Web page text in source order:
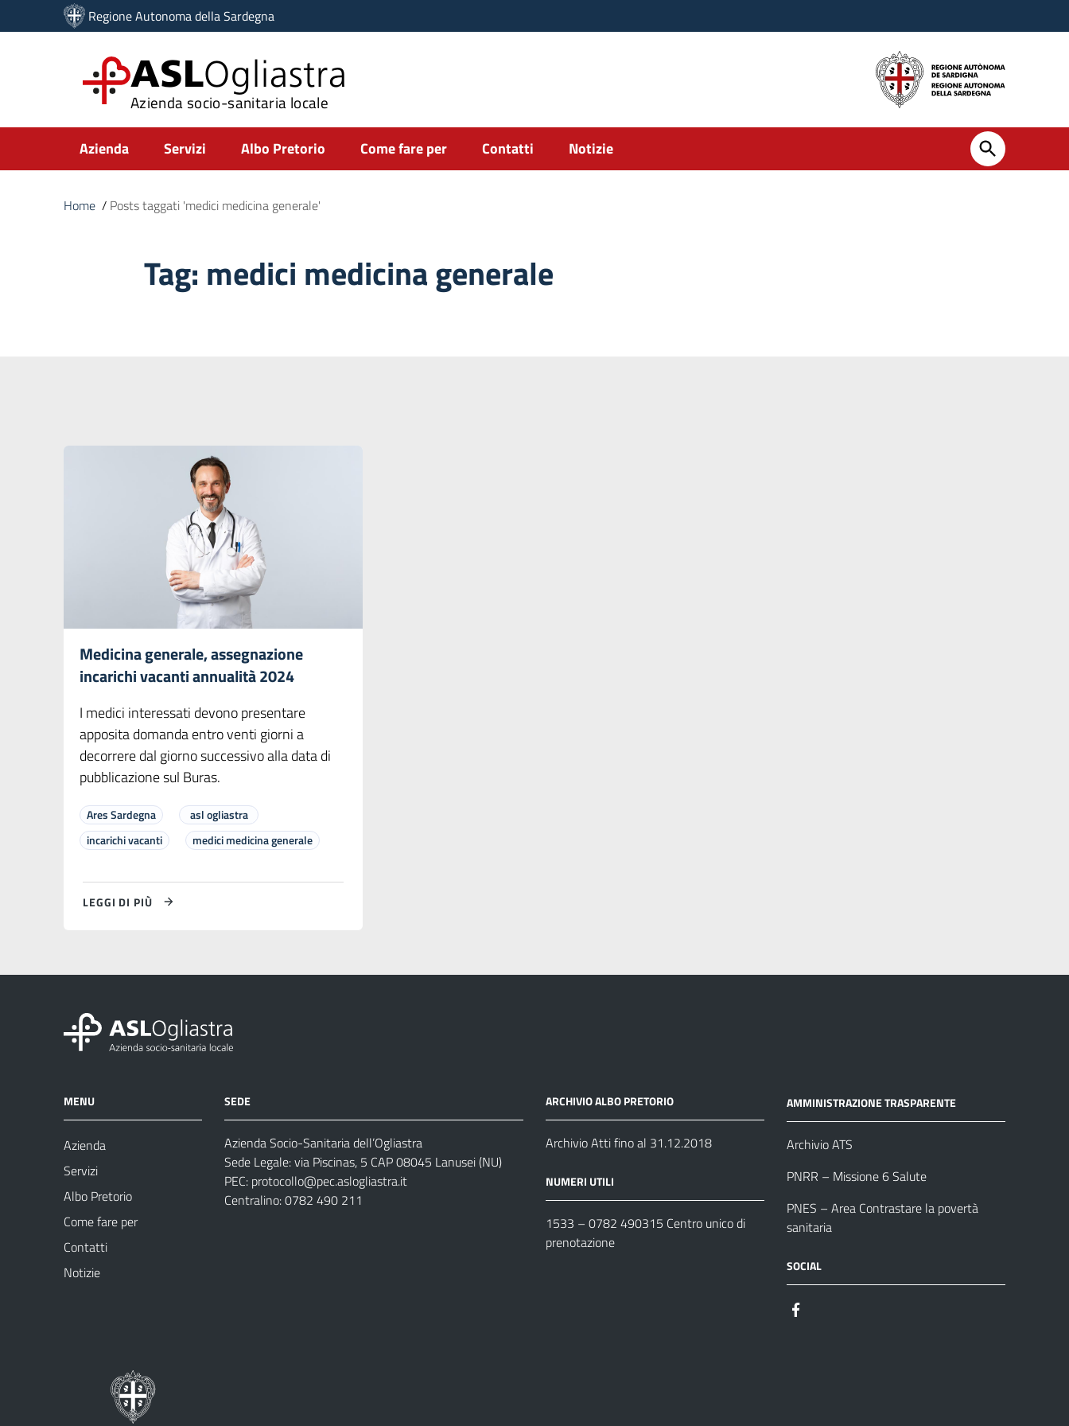
Vai ai contenuti
Vai al menu di navigazione
Regione Autonoma della Sardegna
ASLOgliastra
Azienda socio-sanitaria locale
Submenu
Azienda Servizi Albo Pretorio Come fare per Contatti Notizie
Home / Posts taggati 'medici medicina generale'
Tag: medici medicina generale
Medicina generale, assegnazione
incarichi vacanti annualità 2024
I medici interessati devono presentare
apposita domanda entro venti giorni a
decorrere dal giorno successivo alla data di
pubblicazione sul Buras.
Ares Sardegna
asl ogliastra
incarichi vacanti
medici medicina generale
LEGGI DI PIÙ
MENU
Azienda
Servizi
Albo Pretorio
Come fare per
Contatti
Notizie
SEDE
Azienda Socio-Sanitaria dell’Ogliastra
Sede Legale: via Piscinas, 5 CAP 08045 Lanusei (NU)
PEC: protocollo@pec.aslogliastra.it
Centralino: 0782 490 211
ARCHIVIO ALBO PRETORIO
Archivio Atti fino al 31.12.2018
NUMERI UTILI
1533 – 0782 490315 Centro unico di
prenotazione
AMMINISTRAZIONE TRASPARENTE
Archivio ATS
PNRR – Missione 6 Salute
PNES – Area Contrastare la povertà
sanitaria
SOCIAL